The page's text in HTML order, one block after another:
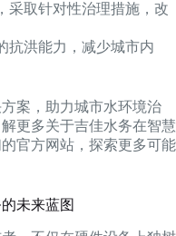
采取针对性治理措施，改
抗洪能力，减少城市内
案，助力城市水环境治
更多关于吉佳水务在智慧
官方网站，探索更多可能
未来蓝图